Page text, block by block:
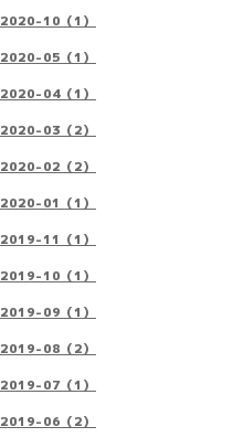
2020-10（1）
2020-05（1）
2020-04（1）
2020-03（2）
2020-02（2）
2020-01（1）
2019-11（1）
2019-10（1）
2019-09（1）
2019-08（2）
2019-07（1）
2019-06（2）